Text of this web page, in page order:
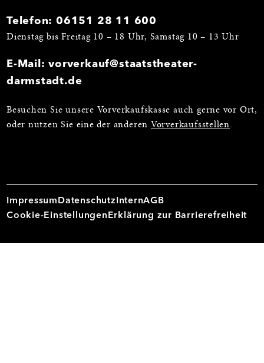
Telefon:06151 28 11 600
Dienstag bis Freitag 10 – 18 Uhr, Samstag 10 – 13 Uhr
E-Mail:vorverkauf@staatstheater-
darmstadt.de
Besuchen Sie unsere Vorverkaufskasse auch gerne vor Ort,
oder nutzen Sie eine der anderen Vorverkaufsstellen.
ImpressumDatenschutzInternAGB
Cookie-EinstellungenErklärung zur Barrierefreiheit